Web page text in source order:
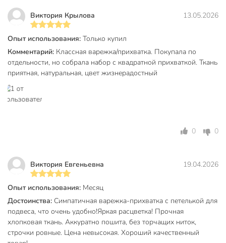
микроволновки и духовки?
Да, изделие из 100% хлопка безопасно для
микроволновки и духовки, защищает руки от горячей
посуды и пара.
Техническая информация
Ширина, см
Длина, см
Страна производства
Форма прихватки
Артикул производителя
SR0647P
Вес в упаковке
55 г
Виктория Крылова 13.05.2026
Опыт использования: Только купил
Комментарий: Классная варежка/прихватка. Покупала по
отдельности, но собрала набор с квадратной прихваткой. Ткань
приятная, натуральная, цвет жизнерадостный
0 0
Виктория Евгеньевна 19.04.2026
Опыт использования: Месяц
Достоинства: Симпатичная варежка-прихватка с петелькой для
подвеса, что очень удобно!Яркая расцветка! Прочная
хлопковая ткань. Аккуратно пошита, без торчащих ниток,
строчки ровные. Цена невысокая. Хороший качественный